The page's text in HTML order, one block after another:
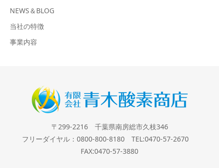
NEWS＆BLOG
当社の特徴
事業内容
〒299-2216 千葉県南房総市久枝346
フリーダイヤル：0800-800-8180 TEL:0470-57-2670
FAX:0470-57-3880